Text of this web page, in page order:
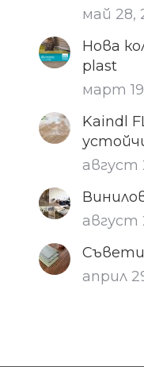
май 28,
Нова
plast
март
Kaindl
август
август
Съвети
април